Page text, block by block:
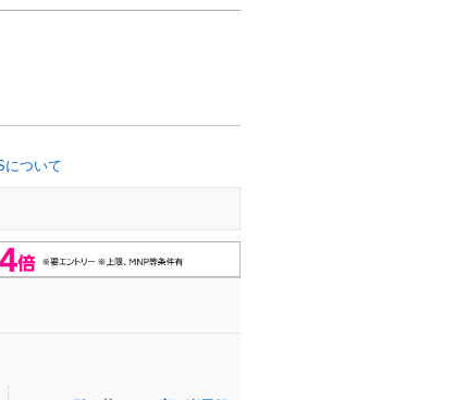
について